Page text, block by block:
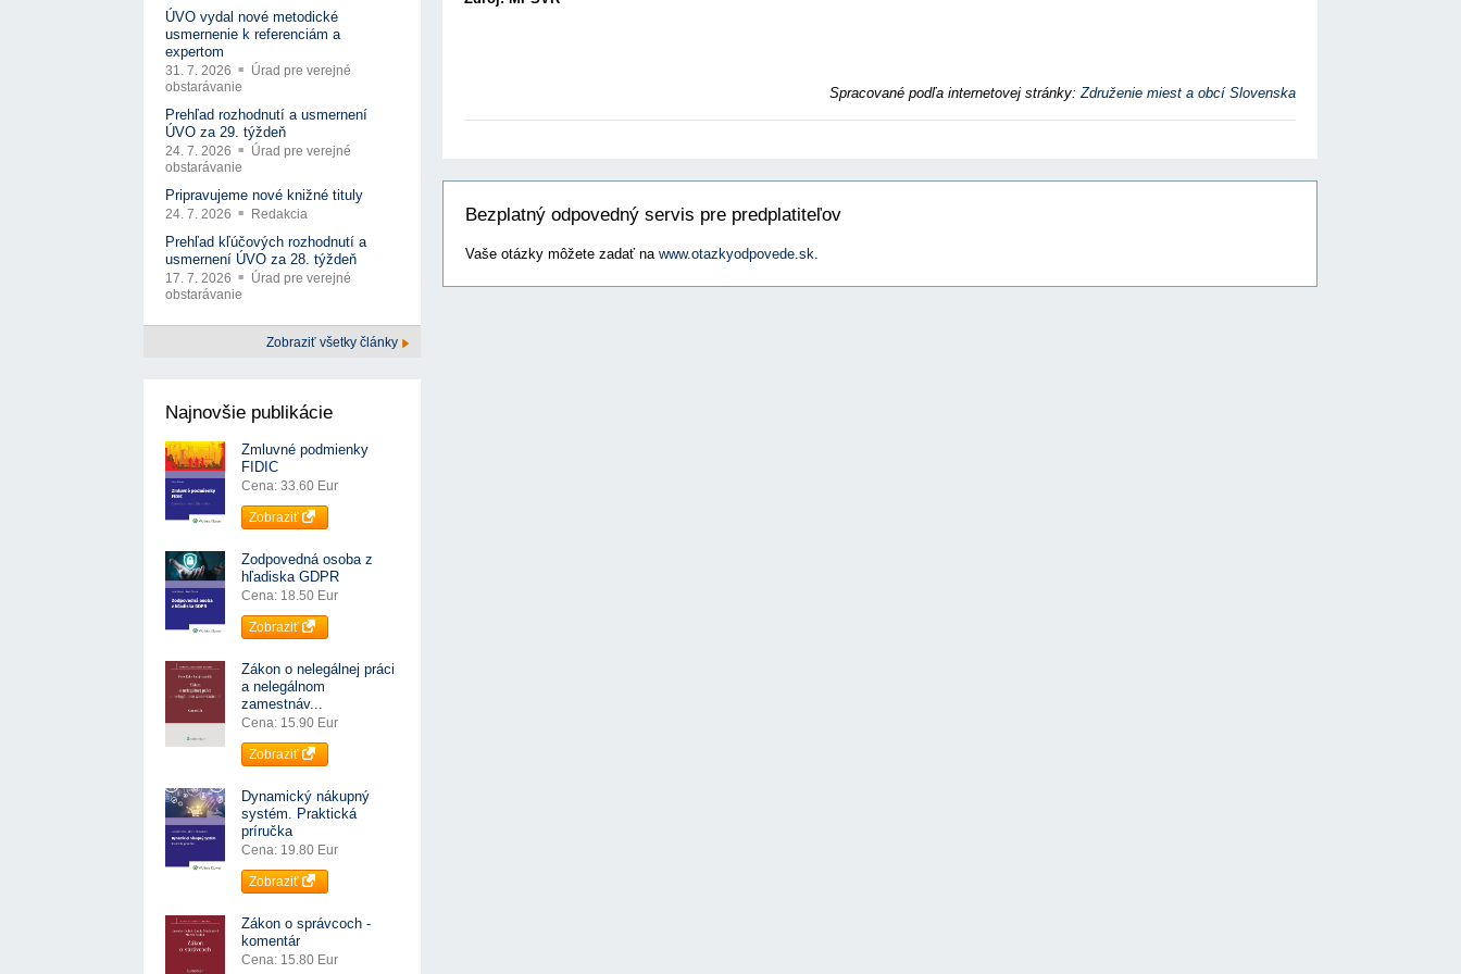
Spracované podľa internetovej stránky:Združenie miest a obcí Slovenska
Bezplatný odpovedný servis pre predplatiteľov
Vaše otázky môžete zadať na www.otazkyodpovede.sk.
ÚVO vydal nové metodické
usmernenie k referenciám a
expertom
31. 7. 2026
Úrad pre verejné
obstarávanie
Prehľad rozhodnutí a usmernení
ÚVO za 29. týždeň
24. 7. 2026
Úrad pre verejné
obstarávanie
Pripravujeme nové knižné tituly
24. 7. 2026 Redakcia
Prehľad kľúčových rozhodnutí a
usmernení ÚVO za 28. týždeň
17. 7. 2026
Úrad pre verejné
obstarávanie
Zobraziť všetky články
Najnovšie publikácie
Zmluvné podmienky
FIDIC
Cena: 33.60 Eur
Zobraziť
Zodpovedná osoba z
hľadiska GDPR
Cena: 18.50 Eur
Zobraziť
Zákon o nelegálnej práci
a nelegálnom
zamestnáv...
Cena: 15.90 Eur
Zobraziť
Dynamický nákupný
systém. Praktická
príručka
Cena: 19.80 Eur
Zobraziť
Zákon o správcoch -
komentár
Cena: 15.80 Eur